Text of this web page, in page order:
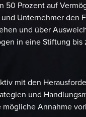
50 Prozent auf
Unternehmer den
und über
in eine Stiftung bis
mit den
und
Annahme